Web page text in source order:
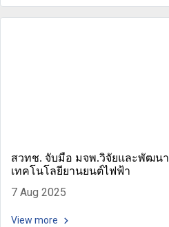
สวทช. จับมือ มจพ.วิจัยและพัฒนา
เทคโนโลยียานยนต์ไฟฟ้า
7 Aug 2025
View more